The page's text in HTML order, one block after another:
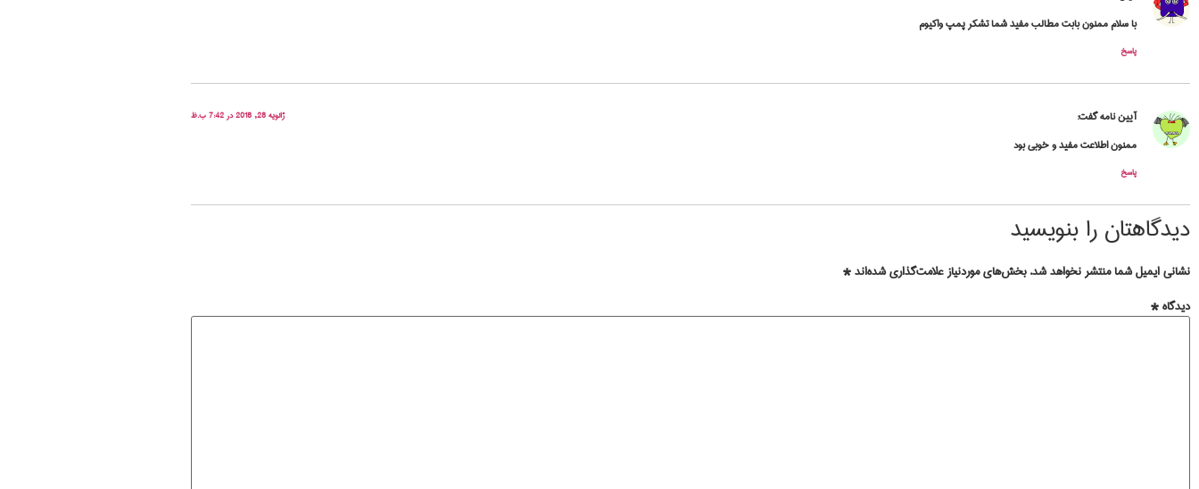
با سلام ممنون بابت مطالب مفید شما تشکر پمپ واکیوم
پاسخ
آیین نامهگفت: ژانویه 28, 2018 در 7:42 ب.ظ
ممنون اطلاعت مفید و خوبی بود
پاسخ
دیدگاهتان را بنویسید
نشانی ایمیل شما منتشر نخواهد شد. بخش‌های موردنیاز علامت‌گذاری شده‌اند*
دیدگاه*